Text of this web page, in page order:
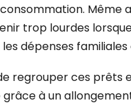
Même
trop lourdes
dépenses
regrouper ces prêts
à un